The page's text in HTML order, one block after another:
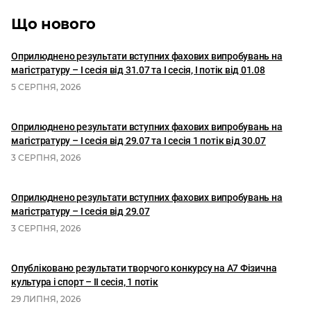
Що нового
Оприлюднено результати вступних фахових випробувань на
магістратуру – І сесія від 31.07 та І сесія, I потік від 01.08
5 СЕРПНЯ, 2026
Оприлюднено результати вступних фахових випробувань на
магістратуру – І сесія від 29.07 та І сесія 1 потік від 30.07
3 СЕРПНЯ, 2026
Оприлюднено результати вступних фахових випробувань на
магістратуру – І сесія від 29.07
3 СЕРПНЯ, 2026
Опубліковано результати творчого конкурсу на А7 Фізична
культура і спорт – ІІ сесія, 1 потік
29 ЛИПНЯ, 2026